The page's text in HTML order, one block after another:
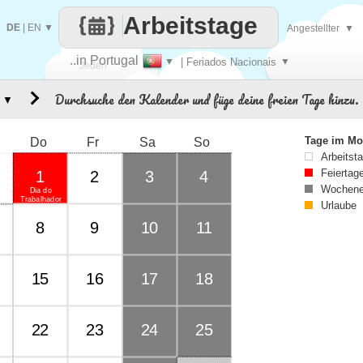
Jeden
..in Portugal ▼ | Feriados Nacionais ▼
Arbeitstage
DE EN ▼ Angestellter ▼
Durchsuche den Kalender und füge deine freien Tage hinzu.
Do Fr Sa So
Dia do
Trabalhador
1 2 3 4
8 9 10 11
15 16 17 18
22 23 24 25
▼
Tage im
Urlaube